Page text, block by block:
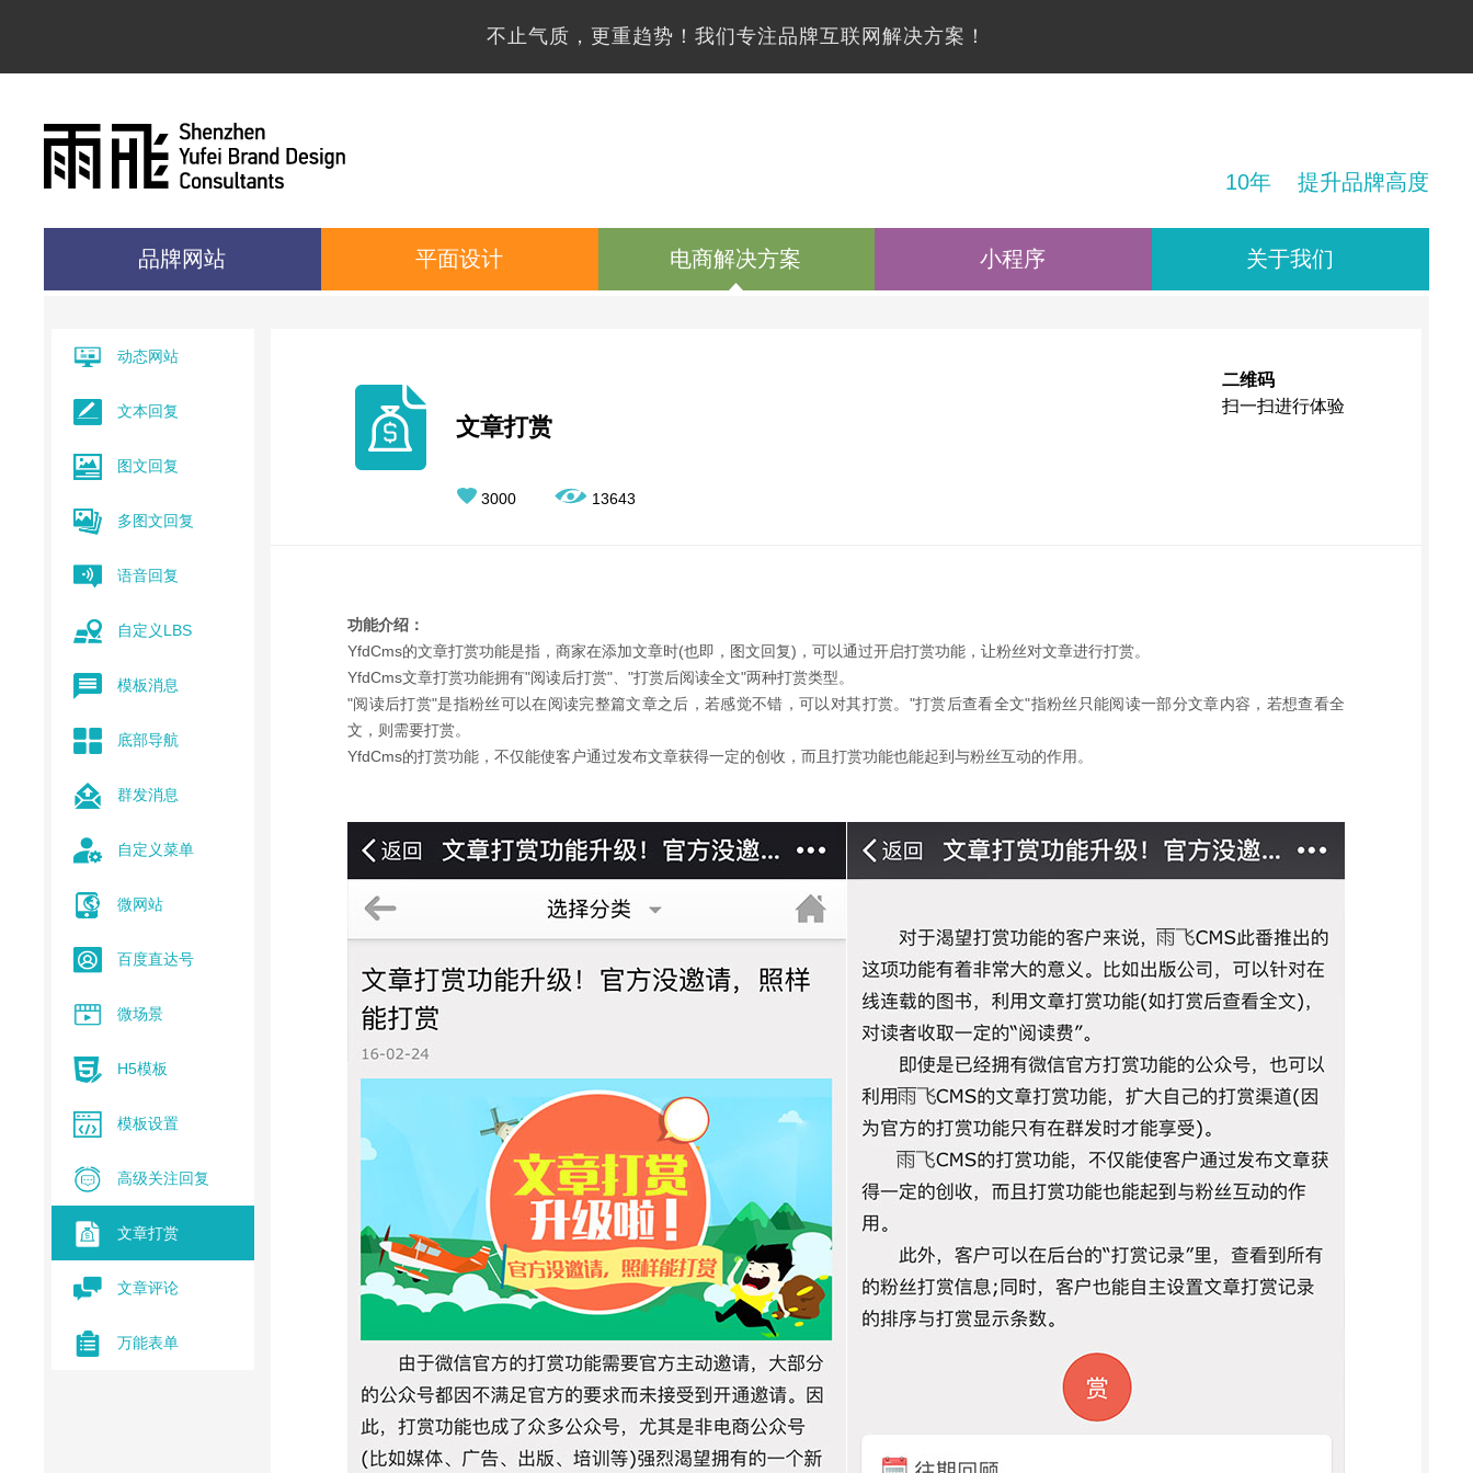
不止气质，更重趋势！我们专注品牌互联网解决方案！
10年 提升品牌高度
品牌网站 平面设计 电商解决方案 小程序 关于我们
动态网站
文本回复
图文回复
多图文回复
语音回复
自定义LBS
模板消息
底部导航
群发消息
自定义菜单
微网站
百度直达号
微场景
H5模板
模板设置
高级关注回复
文章打赏
文章评论
万能表单
文章打赏
3000 13643
二维码
扫一扫进行体验
功能介绍：
YfdCms的文章打赏功能是指，商家在添加文章时(也即，图文回复)，可以通过开启打赏功能，让粉丝对文章进行打赏。
YfdCms文章打赏功能拥有"阅读后打赏"、"打赏后阅读全文"两种打赏类型。
"阅读后打赏"是指粉丝可以在阅读完整篇文章之后，若感觉不错，可以对其打赏。"打赏后查看全文"指粉丝只能阅读一部分文章内容，若想查看全
文，则需要打赏。
YfdCms的打赏功能，不仅能使客户通过发布文章获得一定的创收，而且打赏功能也能起到与粉丝互动的作用。